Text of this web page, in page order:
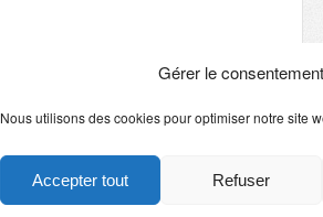
Gérer le consentement
Nous utilisons des cookies pour optimiser notre site
Accepter tout Refuser